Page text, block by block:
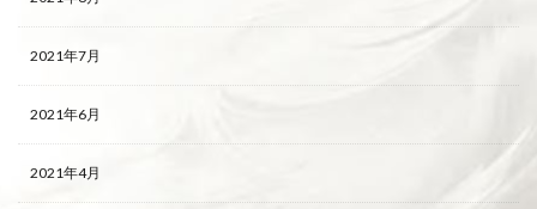
2021年7月
2021年6月
2021年4月